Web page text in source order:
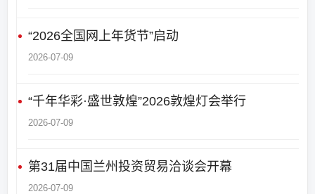
“2026全国网上年货节”启动
2026-07-09
“千年华彩·盛世敦煌”2026敦煌灯会举行
2026-07-09
第31届中国兰州投资贸易洽谈会开幕
2026-07-09